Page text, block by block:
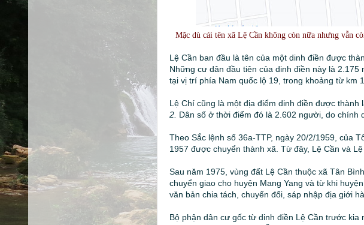
Mặc dù cái tên xã Lệ Cần không còn nữa nhưng vẫn
Lệ Cần ban đầu là tên của một dinh điền được
Những cư dân đầu tiên của dinh điền này là
tại vị trí phía Nam quốc lộ 19, trong khoảng từ km
Lệ Chí cũng là một địa điểm dinh điền được thành
2. Dân số ở thời điểm đó là 2.602 người, do chính
Theo Sắc lệnh số 36a-TTP, ngày 20/2/1959, của
1957 được chuyển thành xã. Từ đây, Lệ Cần và
Sau năm 1975, vùng đất Lệ Cần thuộc xã Tân
chuyển giao cho huyện Mang Yang và từ khi
văn bản chia tách, chuyển đổi, sáp nhập địa giới
Bộ phận dân cư gốc từ dinh điền Lệ Cần trước